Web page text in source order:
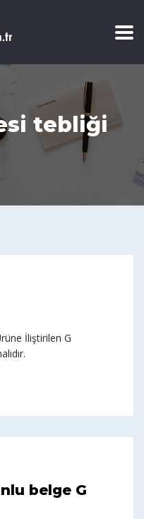
tebliği
İliştirilen G
belge G